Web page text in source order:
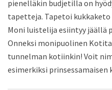
pienelläkin budjetilla on
tapetteja. Tapetoi
Moni luistelija esiintyy jäällä
Onneksi monipuolinen
tunnelman kotiinkin! Voit
esimerkiksi